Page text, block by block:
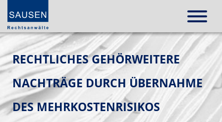
RECHTLICHES GEHÖRWEITERE
NACHTRÄGE DURCH ÜBERNAHME
DES MEHRKOSTENRISIKOS